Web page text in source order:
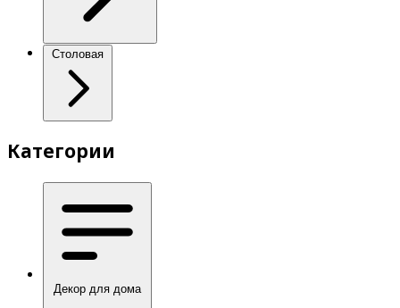
Столовая
Категории
Декор для дома